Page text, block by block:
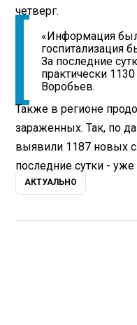
четверг.
«Информация
госпитализация
За последние
практически
Воробьев.
Также в регионе
зараженных. Так, по
выявили 1187 новых
последние сутки - уже
АКТУАЛЬНО